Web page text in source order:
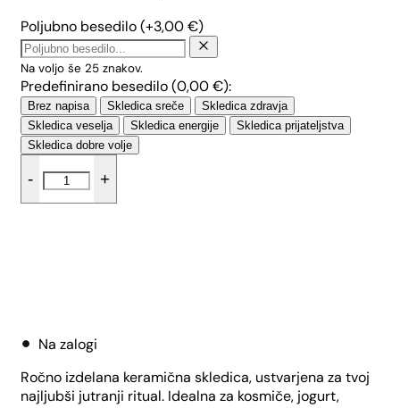
Poljubno besedilo(+3,00€)
Na voljo še 25 znakov.
Predefinirano besedilo (0,00€):
Brez napisa Skledica sreče
Skledica zdravja
Skledica veselja
Skledica energije
Skledica prijateljstva
Skledica dobre volje
-
kosmiče
+
Na zalogi
Ročno izdelana keramična skledica, ustvarjena za tvoj
najljubši jutranji ritual. Idealna za kosmiče, jogurt,